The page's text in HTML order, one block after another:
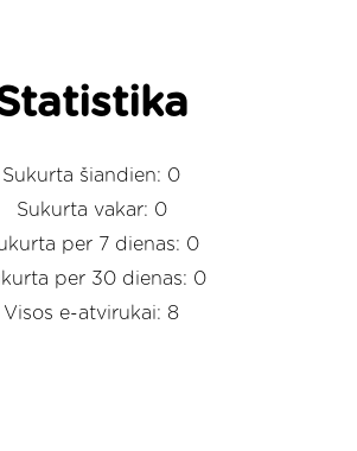
Sukurta šiandien: 0
Sukurta vakar: 0
per 7 dienas: 0
per 30 dienas: 0
Visos e-atvirukai: 8